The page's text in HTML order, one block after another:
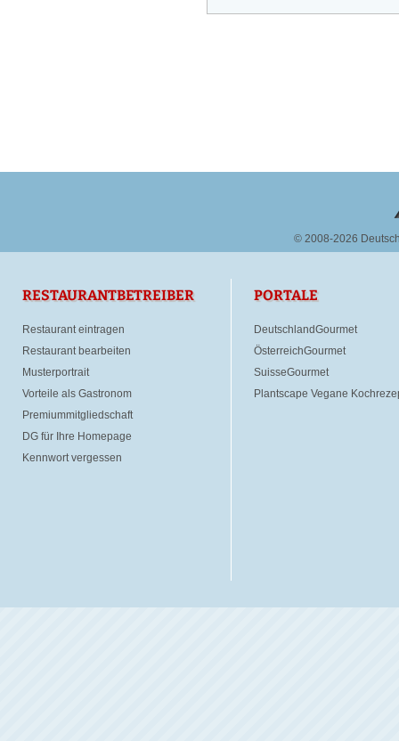
© 2008-2026
RESTAURANTBETREIBER
Restaurant eintragen
Restaurant bearbeiten
Musterportrait
Vorteile als Gastronom
Premiummitgliedschaft
DG für Ihre Homepage
Kennwort vergessen
PORTALE
DeutschlandGourmet
ÖsterreichGourmet
SuisseGourmet
Plantscape Vegane